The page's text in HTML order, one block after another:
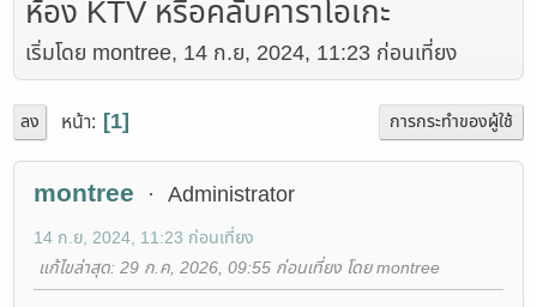
ห้อง KTV หรือคลับคาราโอเกะ
เริ่มโดย montree, 14 ก.ย, 2024, 11:23 ก่อนเที่ยง
ลง หน้า 1 การกระทำของผู้ใช้
montree Administrator
14 ก.ย, 2024, 11:23 ก่อนเที่ยง
แก้ไขล่าสุด: 29 ก.ค, 2026, 09:55 ก่อนเที่ยง โดย montree